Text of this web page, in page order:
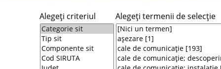
Alegeţi criteriul Alegeţi termenii de selecţie